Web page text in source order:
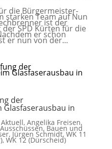
die Bürgermeister-
starken Team auf Nun
ist der
SPD Kürten für die
er schon
er nun von der...
der
in
Aktuell, Angelika Freisen,
, Bauen und
, Jürgen Schmidt, WK 11
, WK 12 (Dürscheid)